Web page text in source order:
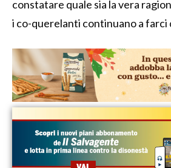
constatare quale sia la vera
i co-querelanti continuano a farci